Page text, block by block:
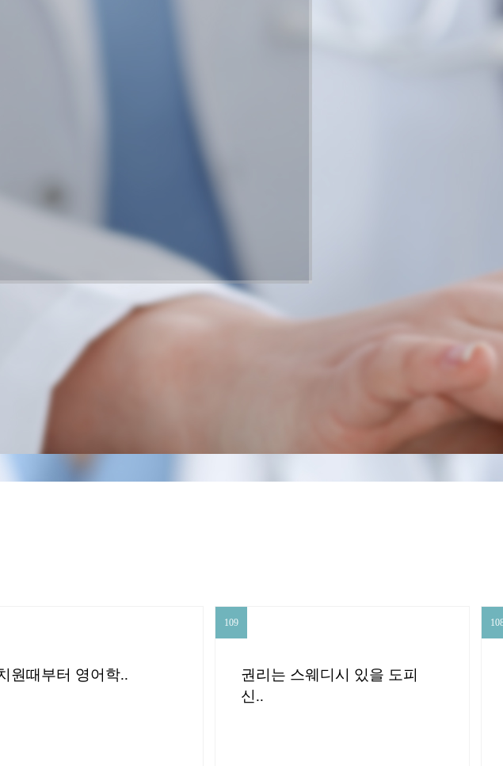
세가지소원 네트워크
THREE WISHES NETWORK
광주점 →
원때부터 영어학..
109
109
권리는 스웨디시 있을 도피
신..